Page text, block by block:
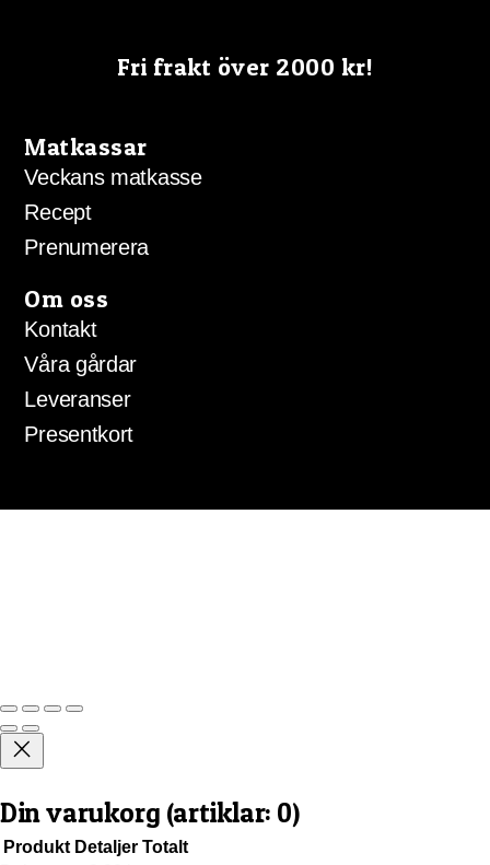
Fri frakt över 2000 kr!
Matkassar
Veckans matkasse
Recept
Prenumerera
Om oss
Kontakt
Våra gårdar
Leveranser
Presentkort
Din varukorg (artiklar: 0)
Produkt Detaljer Totalt